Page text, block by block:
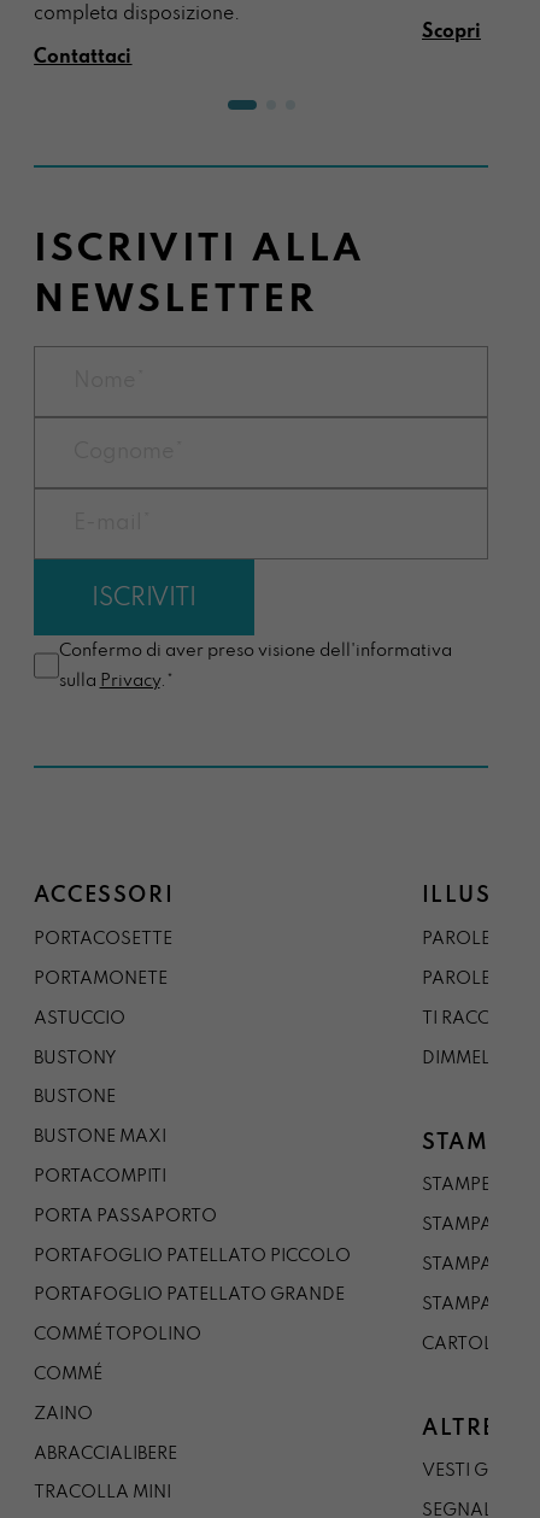
completa disposizione.
Contattaci
Scopri
ISCRIVITI ALLA
NEWSLETTER
Confermo di aver preso visione dell'informativa
sulla Privacy.*
ACCESSORI
PORTACOSETTE
PORTAMONETE
ASTUCCIO
BUSTONY
BUSTONE
BUSTONE MAXI
PORTACOMPITI
PORTA PASSAPORTO
PORTAFOGLIO PATELLATO PICCOLO
PORTAFOGLIO PATELLATO GRANDE
COMMÉ TOPOLINO
COMMÉ
ZAINO
ABRACCIALIBERE
TRACOLLA MINI
PAROLE DAL
PAROLE DA
TI
DIMMELO
STAMPE
STAMPE A5
STAMPA A3
STAMPA A1
STAMPA A0
CARTOLINA
ALTRE
VESTI
SEGNALIBRO